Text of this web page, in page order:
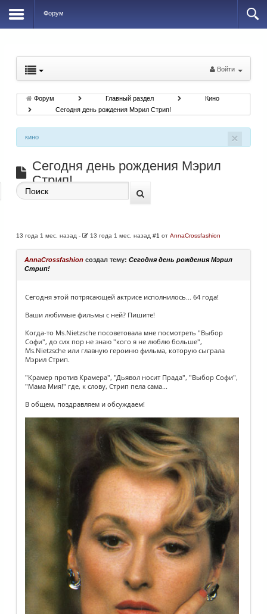
Форум
Войти
Форум Главный раздел
Кино
Сегодня день рождения Мэрил Стрип!
×
кино
Сегодня день рождения Мэрил
Стрип!
13 года 1 мес. назад - 13 года 1 мес. назад #1 от AnnaCrossfashion
AnnaCrossfashion создал тему: Сегодня день рождения Мэрил
Стрип!
Сегодня этой потрясающей актрисе исполнилось... 64 года!
Ваши любимые фильмы с ней? Пишите!
Когда-то Ms.Nietzsche посоветовала мне посмотреть "Выбор
Софи", до сих пор не знаю "кого я не люблю больше",
Ms.Nietzsche или главную героиню фильма, которую сыграла
Мэрил Стрип.
"Крамер против Крамера", "Дьявол носит Прада", "Выбор Софи",
"Мама Мия!" где, к слову, Стрип пела сама...
В общем, поздравляем и обсуждаем!